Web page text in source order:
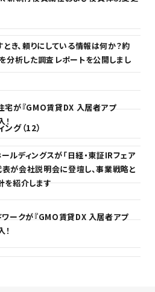
グ（12）
き、頼りにしている情報は何か？約
分析した調査レポートを公開しまし
宅が『GMO賃貸DX 入居者アプ
ルディングスが「日経・東証IRフェア
表が会社説明会に登壇し、事業戦略と
を紹介します
ークが『GMO賃貸DX 入居者アプ